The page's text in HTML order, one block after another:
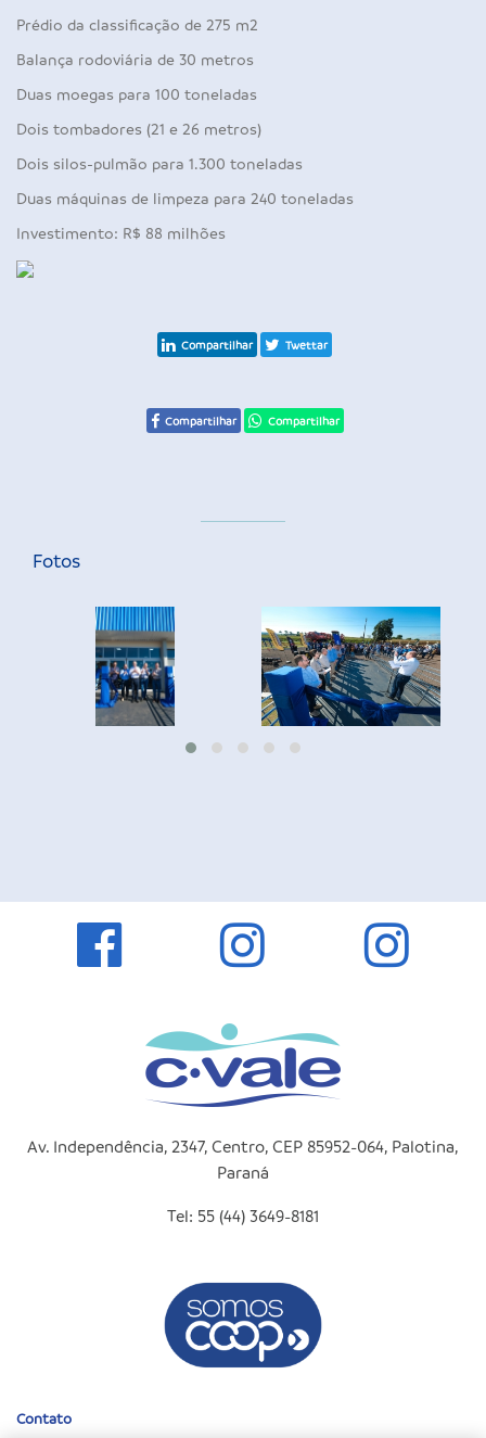
Prédio da classificação de 275 m2
Balança rodoviária de 30 metros
Duas moegas para 100 toneladas
Dois tombadores (21 e 26 metros)
Dois silos-pulmão para 1.300 toneladas
Duas máquinas de limpeza para 240 toneladas
Investimento: R$ 88 milhões
Compartilhar Twettar
Compartilhar Compartilhar
Fotos
Av. Independência, 2347, Centro, CEP 85952-064, Palotina,
Paraná
Tel: 55 (44) 3649-8181
Contato